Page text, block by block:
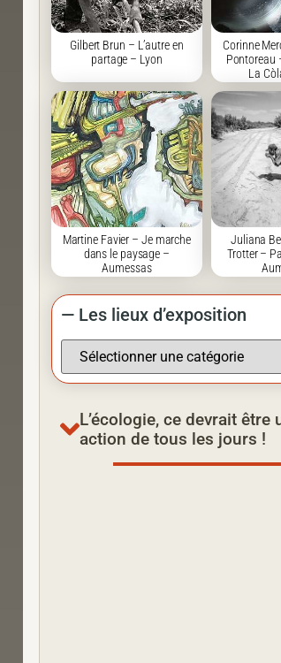
Gilbert Brun – L’autre en
partage – Lyon
Corinne
Pontoreau
La
Martine Favier – Je marche
dans le paysage –
Aumessas
Juliana
Trotter –
— Les lieux d’exposition
L’écologie, ce devrait être
action de tous les jours !